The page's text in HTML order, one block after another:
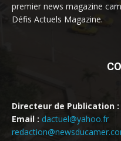
premier news magazine
Défis Actuels Magazine.
Directeur de Publication :
Email : dactuel@yahoo.fr